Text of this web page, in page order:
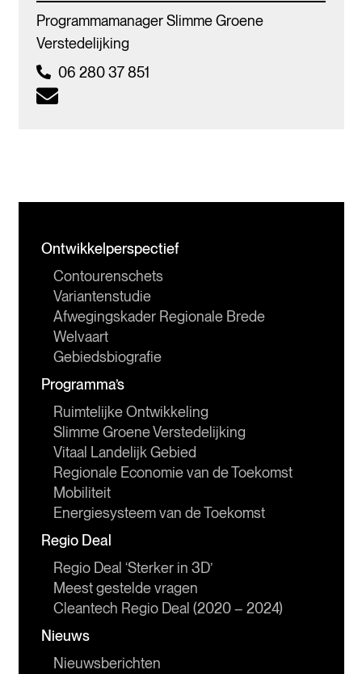
Programmamanager Slimme Groene
Verstedelijking
06 280 37 851
Ontwikkelperspectief
Contourenschets
Variantenstudie
Afwegingskader Regionale Brede
Welvaart
Gebiedsbiografie
Programma’s
Ruimtelijke Ontwikkeling
Slimme Groene Verstedelijking
Vitaal Landelijk Gebied
Regionale Economie van de Toekomst
Mobiliteit
Energiesysteem van de Toekomst
Regio Deal
Regio Deal ‘Sterker in 3D’
Meest gestelde vragen
Cleantech Regio Deal (2020 – 2024)
Nieuws
Nieuwsberichten